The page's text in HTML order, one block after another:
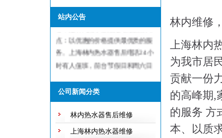
站内公告
上海林内热水器售后维修服务中
点：以优惠的价格提供最优质的服
务。上海林内热水器售后电话24小
时有人值班，前台节假日和周六日
随修欢迎来电！
公司新闻分类
林内热水器售后维修
上海林内热水器维修
林内维修
上海林内
为我市居
贡献一份
的高峰期,
的服务 方
本、以质